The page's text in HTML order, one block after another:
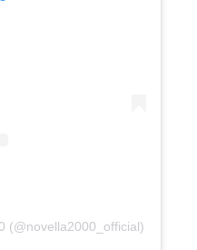
(@novella2000_official)